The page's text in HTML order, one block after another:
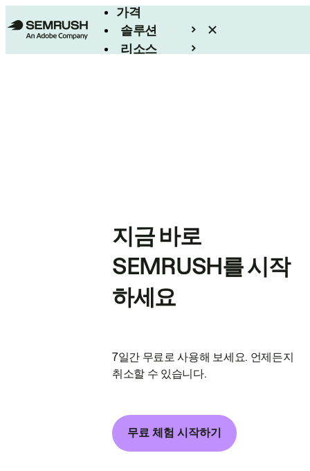
가격
솔루션
리소스
지금 바로
SEMRUSH를 시작
하세요
7일간 무료로 사용해 보세요. 언제든지
취소할 수 있습니다.
무료 체험 시작하기